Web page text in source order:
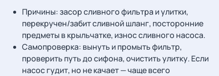
Причины: засор сливного фильтра и улитки,
перекручен/забит сливной шланг, посторонние
предметы в крыльчатке, износ сливного насоса.
Самопроверка: вынуть и промыть фильтр,
проверить путь до сифона, очистить улитку. Если
насос гудит, но не качает — чаще всего